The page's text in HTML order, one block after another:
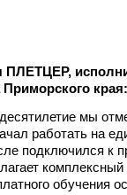
ПЛЕТЦЕР,
края:
мы
работать на
подключился к
обучения